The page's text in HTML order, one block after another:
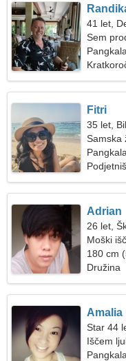
41 let,
Sem
Fitri
35 let,
Samska
Adrian
26 let,
Moški
180 cm
Družina
Amalia
Star 44
Iščem